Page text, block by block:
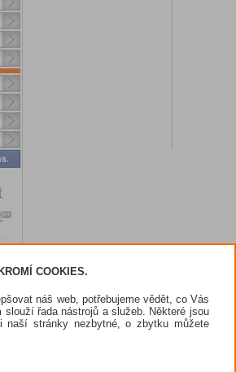
COOKIES.
náš web, potřebujeme vědět, co Vás
slouží řada nástrojů a služeb. Některé jsou
naší stránky nezbytné, o zbytku můžete